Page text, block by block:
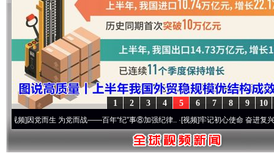
10
9
8
7
6
5
4
3
2
1
而生 为党而战——百年“纪”事⑧加强纪律..·[视频]牢记初心使命 奋进复兴征程丨“转